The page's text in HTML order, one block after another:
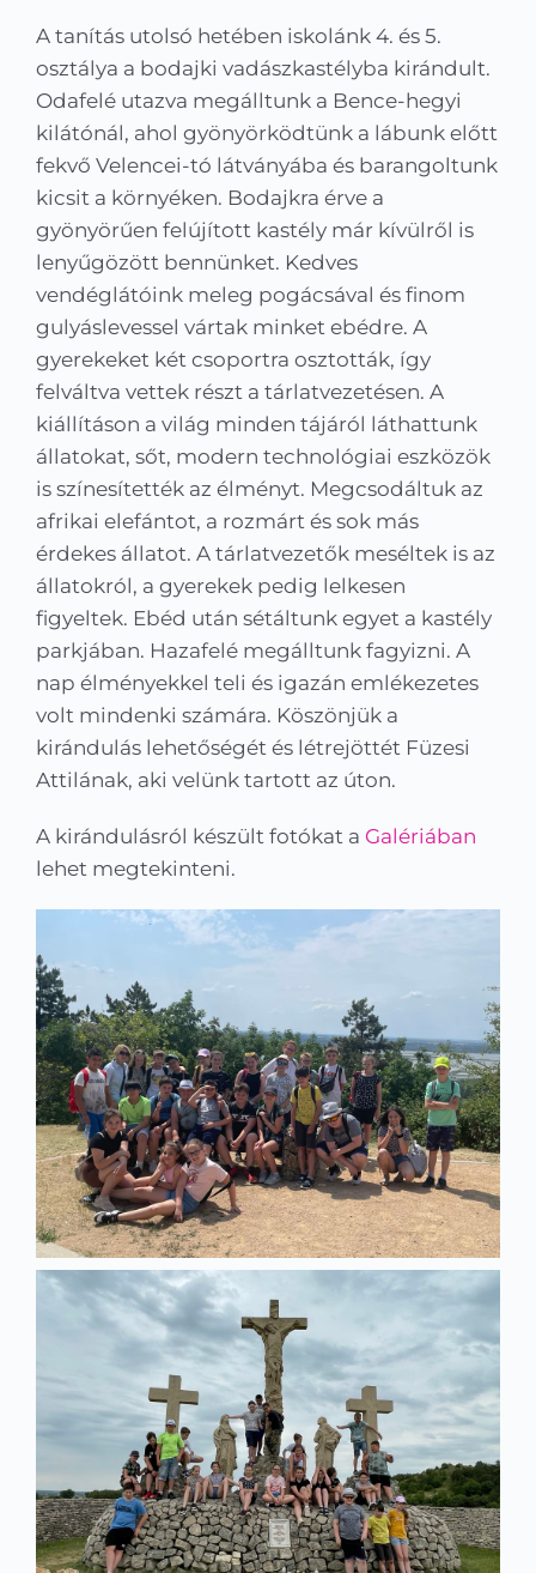
KRÉTA
A tanítás utolsó hetében iskolánk 4. és 5.
osztálya a bodajki vadászkastélyba kirándult.
Odafelé utazva megálltunk a Bence-hegyi
kilátónál, ahol gyönyörködtünk a lábunk előtt
fekvő Velencei-tó látványába és barangoltunk
kicsit a környéken. Bodajkra érve a
gyönyörűen felújított kastély már kívülről is
lenyűgözött bennünket. Kedves
vendéglátóink meleg pogácsával és finom
gulyáslevessel vártak minket ebédre. A
gyerekeket két csoportra osztották, így
felváltva vettek részt a tárlatvezetésen. A
kiállításon a világ minden tájáról láthattunk
állatokat, sőt, modern technológiai eszközök
is színesítették az élményt. Megcsodáltuk az
afrikai elefántot, a rozmárt és sok más
érdekes állatot. A tárlatvezetők meséltek is az
állatokról, a gyerekek pedig lelkesen
figyeltek. Ebéd után sétáltunk egyet a kastély
parkjában. Hazafelé megálltunk fagyizni. A
nap élményekkel teli és igazán emlékezetes
volt mindenki számára. Köszönjük a
kirándulás lehetőségét és létrejöttét Füzesi
Attilának, aki velünk tartott az úton.
A kirándulásról készült fotókat a Galériában
lehet megtekinteni.